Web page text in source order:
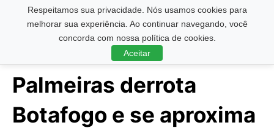
Respeitamos sua privacidade. Nós usamos cookies para
melhorar sua experiência. Ao continuar navegando, você
concorda com nossa política de cookies.
Aceitar
Pesquisar ...
Palmeiras derrota
Botafogo e se aproxima